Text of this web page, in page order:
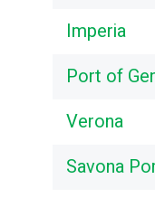
Imperia
Port of
Verona
Savona